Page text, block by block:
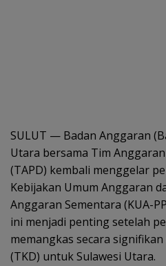
SULUT — Badan Anggaran
Utara bersama Tim
(TAPD) kembali menggelar
Kebijakan Umum Anggaran
Anggaran Sementara (KUA-
ini menjadi penting setelah
memangkas secara
(TKD) untuk Sulawesi Utara.